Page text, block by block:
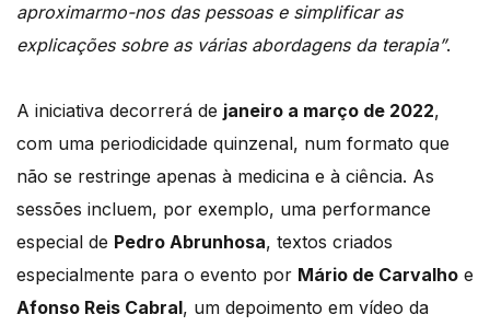
aproximarmo-nos das pessoas e simplificar as
explicações sobre as várias abordagens da terapia”.
A iniciativa decorrerá de janeiro a março de 2022,
com uma periodicidade quinzenal, num formato que
não se restringe apenas à medicina e à ciência. As
sessões incluem, por exemplo, uma performance
especial de Pedro Abrunhosa, textos criados
especialmente para o evento por Mário de Carvalho e
Afonso Reis Cabral, um depoimento em vídeo da